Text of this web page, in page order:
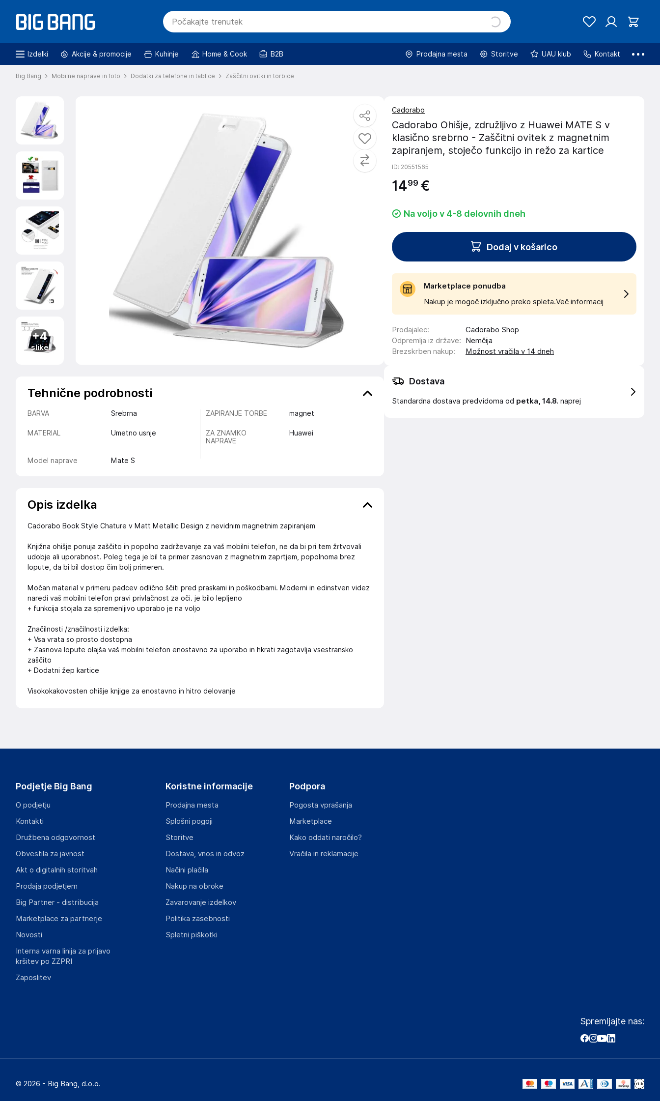
Izdelki Akcije & promocije Kuhinje Home & Cook B2B Prodajna mesta Storitve UAU klub Kontakt
Big Bang Mobilne naprave in foto Dodatki za telefone in tablice Zaščitni ovitki in torbice
+4
slike
Tehnične podrobnosti
BARVA Srebrna ZAPIRANJE TORBE magnet
MATERIAL Umetno usnje
ZA ZNAMKO
NAPRAVE
Huawei
Model naprave Mate S
Opis izdelka
Cadorabo Book Style Chature v Matt Metallic Design z nevidnim magnetnim zapiranjem
Knjižna ohišje ponuja zaščito in popolno zadrževanje za vaš mobilni telefon, ne da bi pri tem žrtvovali
udobje ali uporabnost. Poleg tega je bil ta primer zasnovan z magnetnim zaprtjem, popolnoma brez
lopute, da bi bil dostop čim bolj primeren.
Močan material v primeru padcev odlično ščiti pred praskami in poškodbami. Moderni in edinstven videz
naredi vaš mobilni telefon pravi privlačnost za oči. je bilo lepljeno
+ funkcija stojala za spremenljivo uporabo je na voljo
Značilnosti /značilnosti izdelka:
+ Vsa vrata so prosto dostopna
+ Zasnova lopute olajša vaš mobilni telefon enostavno za uporabo in hkrati zagotavlja vsestransko
zaščito
+ Dodatni žep kartice
Visokokakovosten ohišje knjige za enostavno in hitro delovanje
Cadorabo
Cadorabo Ohišje, združljivo z Huawei MATE S v
klasično srebrno - Zaščitni ovitek z magnetnim
zapiranjem, stoječo funkcijo in režo za kartice
ID: 20551565
1499 €
Na voljo v 4-8 delovnih dneh
Dodaj v košarico
Marketplace ponudba
Nakup je mogoč izključno preko spleta.Več informacij
Prodajalec:
Cadorabo Shop
Odpremlja iz države:
Nemčija
Brezskrben nakup: Možnost vračila v 14 dneh
Dostava
Standardna dostava predvidoma od petka, 14.8. naprej
Podjetje Big Bang
O podjetju
Kontakti
Družbena odgovornost
Obvestila za javnost
Akt o digitalnih storitvah
Prodaja podjetjem
Big Partner - distribucija
Marketplace za partnerje
Novosti
Interna varna linija za prijavo
kršitev po ZZPRI
Zaposlitev
Koristne informacije
Prodajna mesta
Splošni pogoji
Storitve
Dostava, vnos in odvoz
Načini plačila
Nakup na obroke
Zavarovanje izdelkov
Politika zasebnosti
Spletni piškotki
Podpora
Pogosta vprašanja
Marketplace
Kako oddati naročilo?
Vračila in reklamacije
Spremljajte nas:
© 2026 - Big Bang, d.o.o.